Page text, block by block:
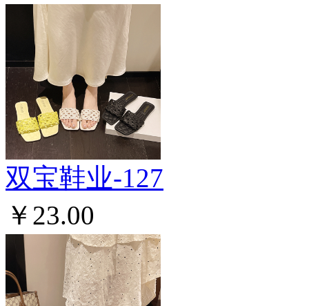
双宝鞋业-127
￥23.00